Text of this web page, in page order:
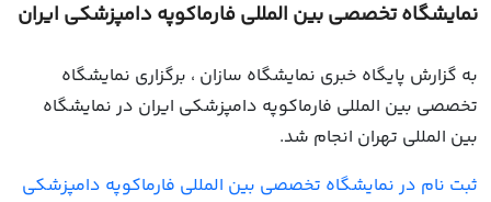
نمایشگاه تخصصی بین المللی فارماکوپه دامپزشکی ایران
به گزارش پایگاه خبری نمایشگاه سازان ، برگزاری نمایشگاه
تخصصی بین المللی فارماکوپه دامپزشکی ایران در نمایشگاه
بین المللی تهران انجام شد.
ثبت نام در نمایشگاه تخصصی بین المللی فارماکوپه دامپزشکی